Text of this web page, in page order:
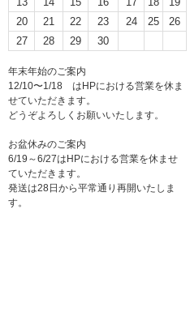
20
21 22 23 24 25
26
27
28 29 30
年末年始のご案内
12/10〜1/18 はHPにおける営業を休ま
せていただきます。
どうぞよろしくお願いいたします。
お盆休みのご案内
6/19～6/27はHPにおける営業を休ませ
ていただきます。
発送は28日から平常通り再開いたしま
す。